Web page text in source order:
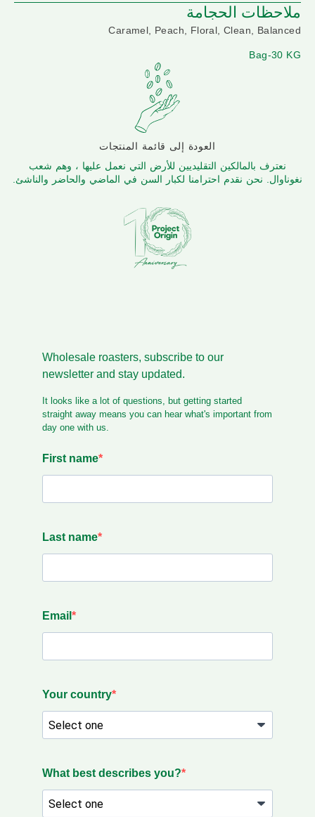
ملاحظات الحجامة
Caramel, Peach, Floral, Clean, Balanced
Bag-30 KG
العودة إلى قائمة المنتجات
نعترف بالمالكين التقليديين للأرض التي نعمل عليها ، وهم شعب
نغوناوال. نحن نقدم احترامنا لكبار السن في الماضي والحاضر والناشئ.